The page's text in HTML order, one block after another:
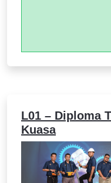
L01 – Diploma
Kuasa